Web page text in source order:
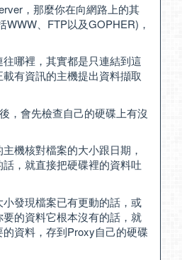
，那麼你在向網路上的其
WWW、FTP以及GOPHER)，
哪裡，其實都是只連結到這
有資訊的主機提出資料擷取
，會先檢查自己的硬碟上有沒
機核對檔案的大小跟日期，
，就直接把硬碟裡的資料吐
發現檔案已有更動的話，或
的資料它根本沒有的話，就
資料，存到Proxy自己的硬碟